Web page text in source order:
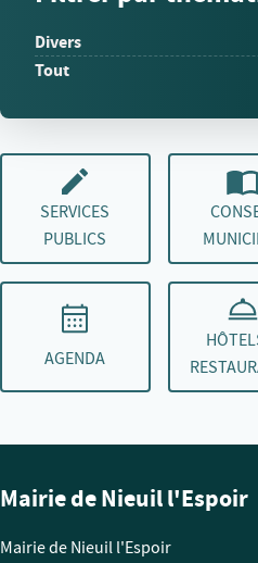
Divers
Tout
SERVICES
PUBLICS
AGENDA
Mairie de Nieuil l'Espoir
Mairie de Nieuil l'Espoir